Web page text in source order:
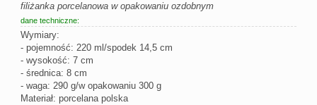
filiżanka porcelanowa w opakowaniu ozdobnym
dane techniczne:
Wymiary:
- pojemność: 220 ml/spodek 14,5 cm
- wysokość: 7 cm
- średnica: 8 cm
- waga: 290 g/w opakowaniu 300 g
Materiał: porcelana polska